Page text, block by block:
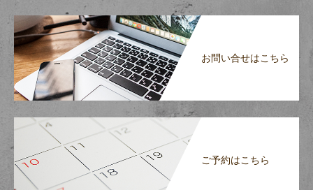
お問い合せはこちら
ご予約はこちら